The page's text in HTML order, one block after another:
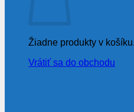
Žiadne produkty v košíku.
Vrátiť sa do obchodu